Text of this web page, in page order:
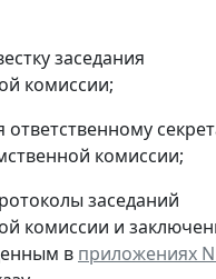
заседания
комиссии;
ответственному
комиссии;
заседаний
комиссии и
в приложениях